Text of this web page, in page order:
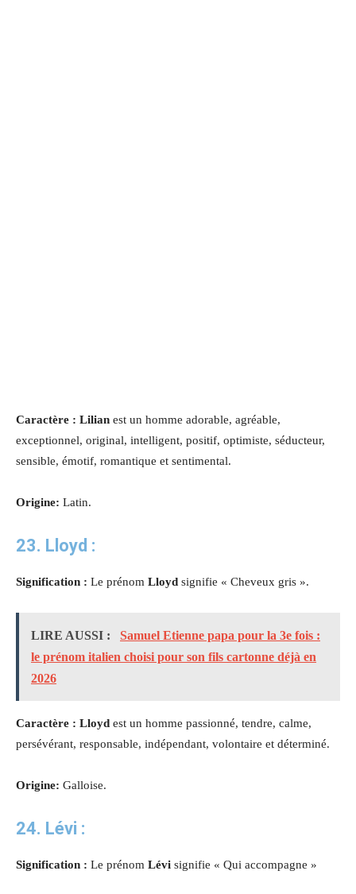
Caractère : Lilian est un homme adorable, agréable,
exceptionnel, original, intelligent, positif, optimiste, séducteur,
sensible, émotif, romantique et sentimental.
Origine: Latin.
23. Lloyd :
Signification : Le prénom Lloyd signifie « Cheveux gris ».
LIRE AUSSI :
Samuel Etienne papa pour la 3e fois :
le prénom italien choisi pour son fils cartonne déjà en
2026
Caractère : Lloyd est un homme passionné, tendre, calme,
persévérant, responsable, indépendant, volontaire et déterminé.
Origine: Galloise.
24. Lévi :
Signification : Le prénom Lévi signifie « Qui accompagne »